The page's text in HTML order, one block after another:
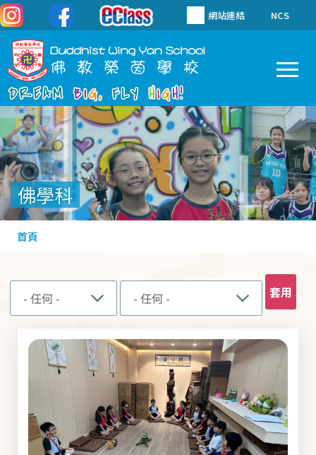
移至主內容 網站連結 NCS
Main
navigation
佛學科
導
連
結
首頁